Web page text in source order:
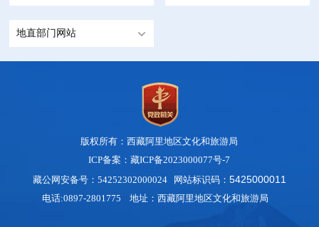
地直部门网站
版权所有：西藏阿里地区文化和旅游局
ICP备案：藏ICP备2023000077号-7
藏公网安备号：54252302000024 网站标识码： 542500001 1
电话:0897-2801775 地址：西藏阿里地区文化和旅游局